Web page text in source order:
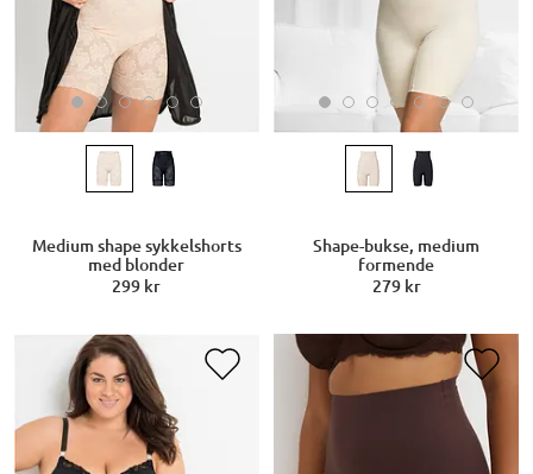
Medium shape sykkelshorts
med blonder
299 kr
Shape-bukse, medium
formende
279 kr